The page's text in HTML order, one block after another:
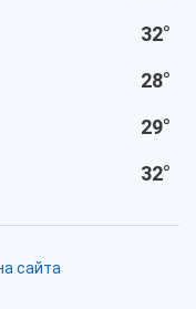
32°
28°
29°
32°
сайта